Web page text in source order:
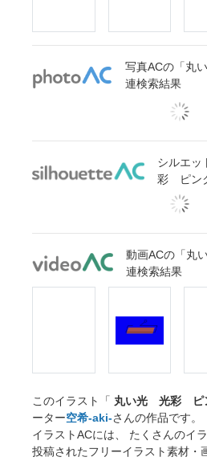
写真ACの「丸
連検索結果
シルエ
彩 ピン
動画ACの「
連検索結果
このイラスト「 丸い光 光彩 ピ
ーター空希-aki-さんの作品です。
イラストACには、 たくさんのイ
投稿されたフリーイラスト素材・